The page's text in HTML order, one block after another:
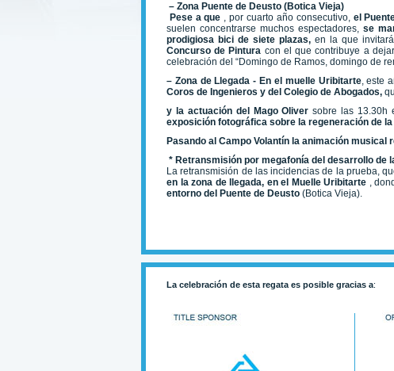
– Zona Puente de Deusto (Botica Vieja)
Pese a que , por cuarto año consecutivo, el
suelen concentrarse muchos espectadores, se
prodigiosa bici de siete plazas,en la que
Concurso de Pintura con el que contribuye a
celebración del “Domingo de Ramos, domingo de
– Zona de Llegada - En el muelle Uribitarte, este
Coros de Ingenieros y del Colegio de Abogados,
y la actuación del Mago Oliversobre las 13.30h
exposición fotográfica sobre la regeneración de la
Pasando al Campo Volantín la animación musical
* Retransmisión por megafonía del desarrollo de
La retransmisión de las incidencias de la prueba,
en la zona de llegada, en el Muelle Uribitarte ,
entorno del Puente de Deusto (Botica Vieja).
La celebración de esta regata es posible gracias a: